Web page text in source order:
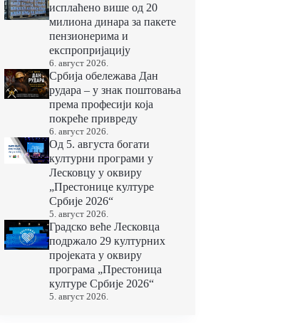
исплаћено више од 20
милиона динара за пакете
пензионерима и
експропријацију
6. август 2026.
Србија обележава Дан
рудара – у знак поштовања
према професији која
покреће привреду
6. август 2026.
Од 5. августа богати
културни програми у
Лесковцу у оквиру
„Престонице културе
Србије 2026“
5. август 2026.
Градско веће Лесковца
подржало 29 културних
пројеката у оквиру
програма „Престоница
културе Србије 2026“
5. август 2026.